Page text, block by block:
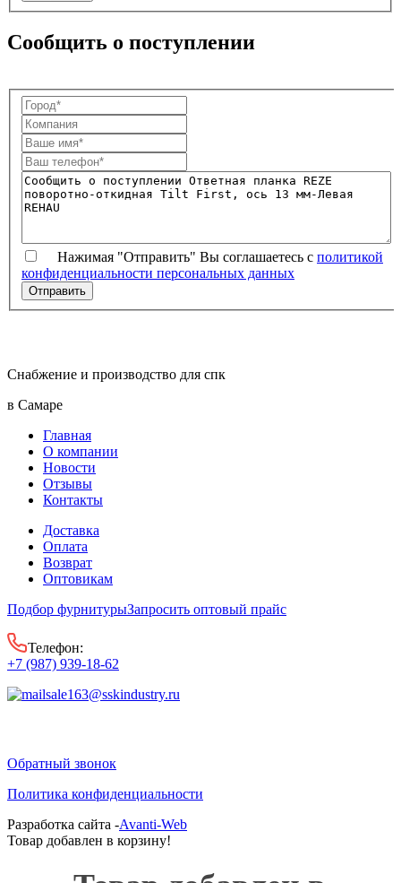
Сообщить о поступлении
Нажимая "Отправить" Вы соглашаетесь с политикой
конфиденциальности персональных данных
Снабжение и производство для спк
в Самаре
Главная
О компании
Новости
Отзывы
Контакты
Доставка
Оплата
Возврат
Оптовикам
Подбор фурнитурыЗапросить оптовый прайс
Телефон:
+7 (987) 939-18-62
sale163@sskindustry.ru
Обратный звонок
Политика конфиденциальности
Разработка сайта -Avanti-Web
Товар добавлен в корзину!